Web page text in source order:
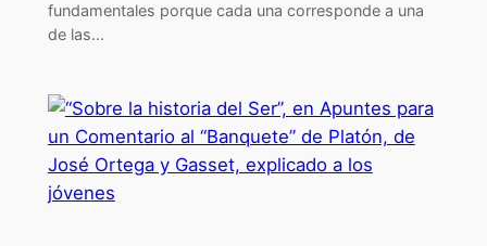
fundamentales porque cada una corresponde a una
de las…